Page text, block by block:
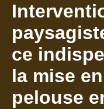
ce
la mise
pelouse